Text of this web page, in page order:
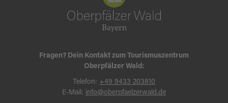
Fragen? Dein Kontakt zum Tourismuszentrum
Oberpfälzer Wald:
Telefon: +49 9433 203810
E-Mail: info@oberpfaelzerwald.de